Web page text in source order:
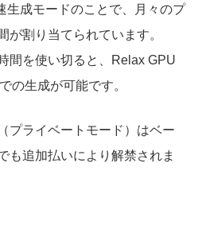
生成モードのことで、月々のプ
が割り当てられています。
間を使い切ると、Relax GPU
の生成が可能です。
プライベートモード）はベー
も追加払いにより解禁されま